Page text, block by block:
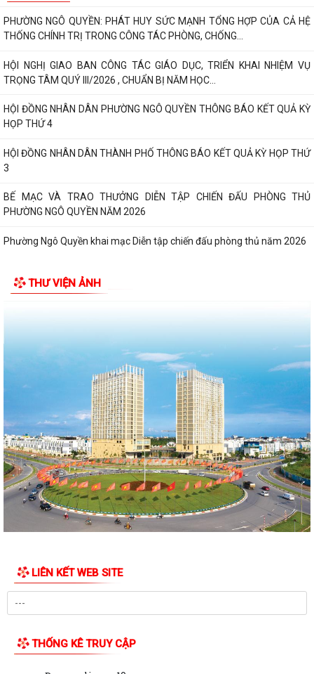
PHƯỜNG NGÔ QUYỀN: PHÁT HUY SỨC MẠNH TỔNG HỢP CỦA CẢ HỆ
THỐNG CHÍNH TRỊ TRONG CÔNG TÁC PHÒNG, CHỐNG...
HỘI NGHỊ GIAO BAN CÔNG TÁC GIÁO DỤC, TRIỂN KHAI NHIỆM VỤ
TRỌNG TÂM QUÝ III/2026 , CHUẨN BỊ NĂM HỌC...
HỘI ĐỒNG NHÂN DÂN PHƯỜNG NGÔ QUYỀN THÔNG BÁO KẾT QUẢ KỲ
HỌP THỨ 4
HỘI ĐỒNG NHÂN DÂN THÀNH PHỐ THÔNG BÁO KẾT QUẢ KỲ HỌP THỨ
3
BẾ MẠC VÀ TRAO THƯỞNG DIỄN TẬP CHIẾN ĐẤU PHÒNG THỦ
PHƯỜNG NGÔ QUYỀN NĂM 2026
Phường Ngô Quyền khai mạc Diễn tập chiến đấu phòng thủ năm 2026
THƯ TRI ÂN GIA ĐÌNH CÁC ANH HÙNG LIỆT...
Phường Ngô Quyền: Chuỗi hoạt động tri ân, “Đền ơn đáp nghĩa” thiết
thực nhân kỷ niệm 79 năm Ngày...
PHƯỜNG NGÔ QUYỀN TỔ CHỨC HỘI NGHỊ TRAO TẶNG ẢNH PHỤC CHẾ
LIỆT SĨ VÀ TẶNG QUÀ CHO CÁC HỘ GIA ĐÌNH...
ỦY BAN NHÂN DÂN PHƯỜNG NGÔ QUYỀN THÔNG TIN Về việc cưỡng
chế cưỡng chế 02 tổ chức để thu hồi nhà là...
PHƯỜNG NGÔ QUYỀN THĂM HỎI, TẶNG QUÀ GIA ĐÌNH CHÍNH SÁCH,
NGƯỜI CÓ CÔNG NHÂN DỊP 27/7
PHƯỜNG NGÔ QUYỀN VIẾNG NGHĨA TRANG LIỆT SĨ NHÂN KỶ NIỆM 79
NĂM NGÀY THƯƠNG BINH LIỆT SĨ 27/7
UBND PHƯỜNG NGÔ QUYỀN THÔNG BÁO THỜI GIAN TỔ CHỨC HỘI
NGHỊ ĐỐI THOẠI DOANH NGHIỆP, HỘ KINH DOANH,...
PHƯỜNG NGÔ QUYỀN TỔ CHỨC GIAO BAN TỔ DÂN PHỐ SAU SẮP XẾP,
HỘI ĐỒNG NHÂN DÂN PHƯỜNG NGÔ QUYỀN THÔNG BÁO KẾT QUẢ KỲ
THƯ VIỆN ẢNH
LIÊN KẾT WEB SITE
THỐNG KÊ TRUY CẬP